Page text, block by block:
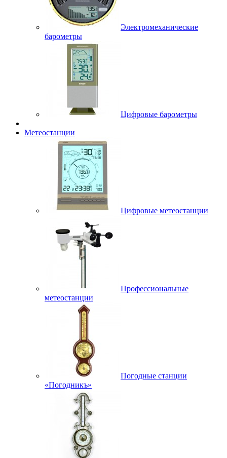
Электромеханические
барометры
Цифровые барометры
Метеостанции
Цифровые метеостанции
Профессиональные
метеостанции
Погодные станции
«Погодникъ»